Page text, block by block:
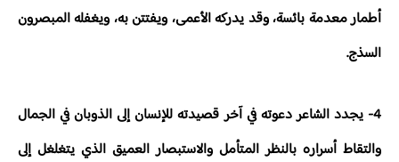
أطمار معدمة بائسة، وقد يدركه الأعمى، ويفتتن به، ويغفله المبصرون
السذج.
4- يجدد الشاعر دعوته في آخر قصيدته للإنسان إلى الذوبان في الجمال
والتقاط أسراره بالنظر المتأمل والاستبصار العميق الذي يتغلغل إلى